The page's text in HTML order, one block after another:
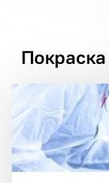
Покраска